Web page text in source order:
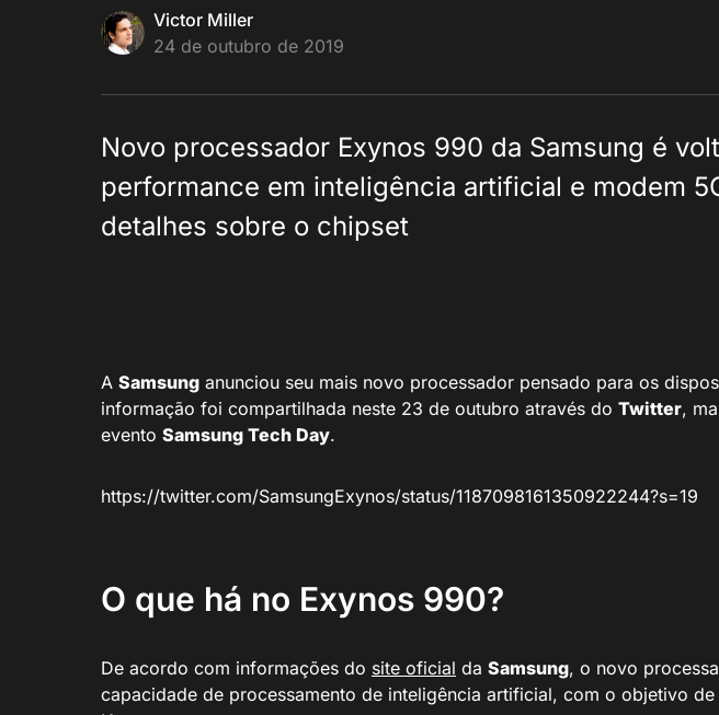
Victor Miller
24 de outubro de 2019
Novo processador Exynos 990 da Samsung é
performance em inteligência artificial e modem
detalhes sobre o chipset
A Samsung anunciou seu mais novo processador pensado para os
informação foi compartilhada neste 23 de outubro através do Twitter,
evento Samsung Tech Day.
https://twitter.com/SamsungExynos/status/1187098161350922244?s=19
O que há no Exynos 990?
De acordo com informações do site oficial da Samsung, o novo
capacidade de processamento de inteligência artificial, com o objetivo